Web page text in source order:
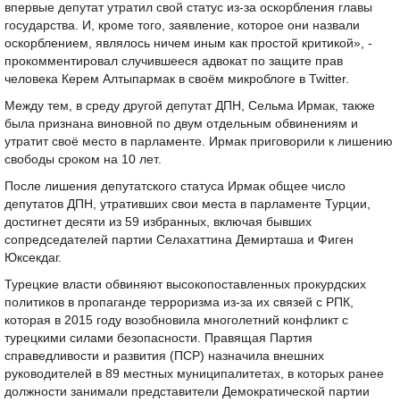
впервые депутат утратил свой статус из-за оскорбления главы
государства. И, кроме того, заявление, которое они назвали
оскорблением, являлось ничем иным как простой критикой», -
прокомментировал случившееся адвокат по защите прав
человека Керем Алтыпармак в своём микроблоге в Twitter.
Между тем, в среду другой депутат ДПН, Сельма Ирмак, также
была признана виновной по двум отдельным обвинениям и
утратит своё место в парламенте. Ирмак приговорили к лишению
свободы сроком на 10 лет.
После лишения депутатского статуса Ирмак общее число
депутатов ДПН, утративших свои места в парламенте Турции,
достигнет десяти из 59 избранных, включая бывших
сопредседателей партии Селахаттина Демирташа и Фиген
Юксекдаг.
Турецкие власти обвиняют высокопоставленных прокурдских
политиков в пропаганде терроризма из-за их связей с РПК,
которая в 2015 году возобновила многолетний конфликт с
турецкими силами безопасности. Правящая Партия
справедливости и развития (ПСР) назначила внешних
руководителей в 89 местных муниципалитетах, в которых ранее
должности занимали представители Демократической партии